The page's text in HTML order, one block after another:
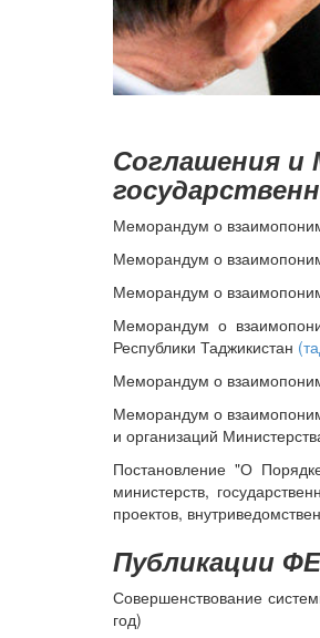
Соглашения и
Меморандум о
Меморандум о
Меморандум о
Меморандум о
Республики Таджикистан
Меморандум о
Меморандум о
и организаций
Постановление "О
министерств,
проектов,
Публикации
Совершенствование
год)